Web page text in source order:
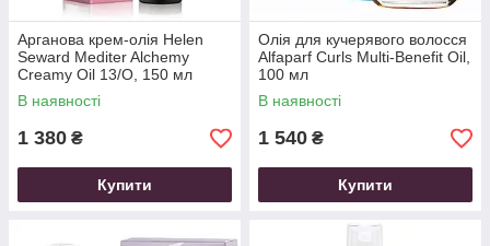
Арганова крем-олія Helen
Seward Mediter Alchemy
Creamy Oil 13/O, 150 мл
В наявності
1 380 ₴
Купити
Олія для кучерявого волосся
Alfaparf Curls Multi-Benefit Oil,
100 мл
В наявності
1 540 ₴
Купити